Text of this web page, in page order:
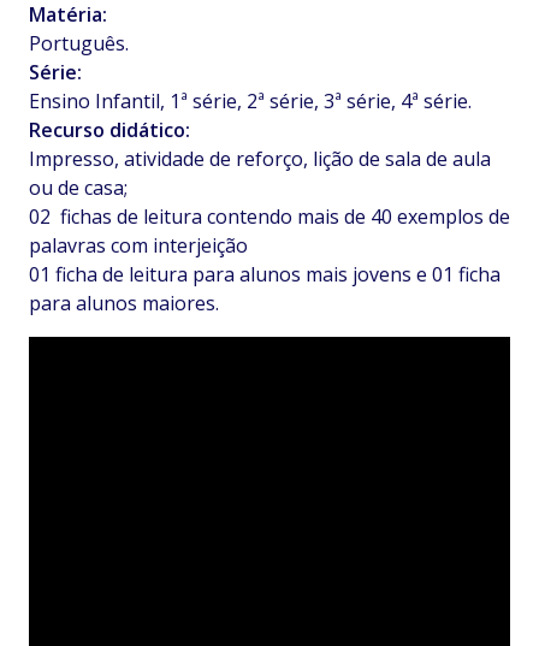
Matéria:
Português.
Série:
Ensino Infantil, 1ª série, 2ª série, 3ª série, 4ª série.
Recurso didático:
Impresso, atividade de reforço, lição de sala de aula
ou de casa;
02 fichas de leitura contendo mais de 40 exemplos de
palavras com interjeição
01 ficha de leitura para alunos mais jovens e 01 ficha
para alunos maiores.